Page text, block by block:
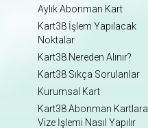
Aylık Abonman Kart
Kart38 İşlem Yapılacak
Noktalar
Kart38 Nereden Alınır?
Kart38 Sıkça Sorulanlar
Kurumsal Kart
Kart38 Abonman Kartlara
Vize İşlemi Nasıl Yapılır